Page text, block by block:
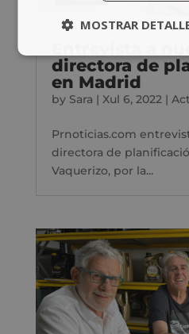
directora de
en Madrid
by Sara | Xul 6, 2022|
Prnoticias.com
directora de
Vaquerizo, por la...
MOSTRAR